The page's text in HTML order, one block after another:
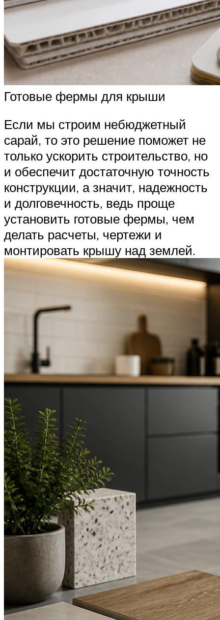
Готовые фермы для крыши
Если мы строим небюджетный
сарай, то это решение поможет не
только ускорить строительство, но
и обеспечит достаточную точность
конструкции, а значит, надежность
и долговечность, ведь проще
установить готовые фермы, чем
делать расчеты, чертежи и
монтировать крышу над землей.